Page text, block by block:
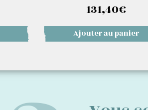
131,40€
Ajouter au panier